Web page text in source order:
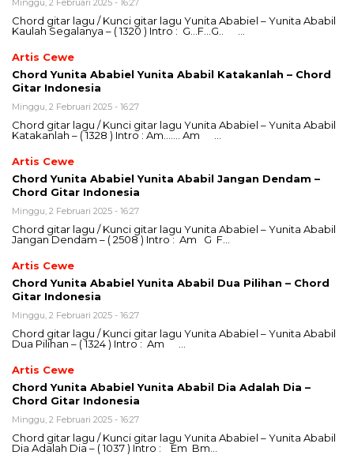
Minggu, 2 Februari 2025 - 16:27
Chord gitar lagu / Kunci gitar lagu Yunita Ababiel – Yunita Ababil
Kaulah Segalanya – ( 1320 ) Intro : G…F…G.. …
Artis Cewe
Chord Yunita Ababiel Yunita Ababil Katakanlah – Chord
Gitar Indonesia
Minggu, 2 Februari 2025 - 16:27
Chord gitar lagu / Kunci gitar lagu Yunita Ababiel – Yunita Ababil
Katakanlah – ( 1328 ) Intro : Am……. Am …
Artis Cewe
Chord Yunita Ababiel Yunita Ababil Jangan Dendam –
Chord Gitar Indonesia
Minggu, 2 Februari 2025 - 16:27
Chord gitar lagu / Kunci gitar lagu Yunita Ababiel – Yunita Ababil
Jangan Dendam – ( 2508 ) Intro : Am G F…
Artis Cewe
Chord Yunita Ababiel Yunita Ababil Dua Pilihan – Chord
Gitar Indonesia
Minggu, 2 Februari 2025 - 16:27
Chord gitar lagu / Kunci gitar lagu Yunita Ababiel – Yunita Ababil
Dua Pilihan – ( 1324 ) Intro : Am …
Artis Cewe
Chord Yunita Ababiel Yunita Ababil Dia Adalah Dia –
Chord Gitar Indonesia
Minggu, 2 Februari 2025 - 16:27
Chord gitar lagu / Kunci gitar lagu Yunita Ababiel – Yunita Ababil
Dia Adalah Dia – ( 1037 ) Intro : Em Bm…